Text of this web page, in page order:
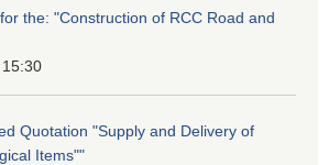
the: "Construction of RCC Road and
Quotation "Supply and Delivery of
Items""